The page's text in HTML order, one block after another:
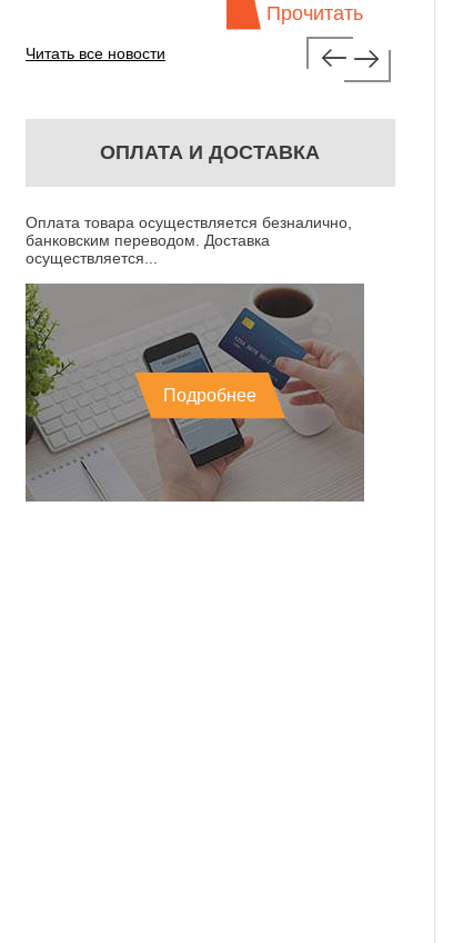
Читать все новости
ОПЛАТА И ДОСТАВКА
Оплата товара осуществляется безналично,
банковским переводом. Доставка
осуществляется...
Подробнее